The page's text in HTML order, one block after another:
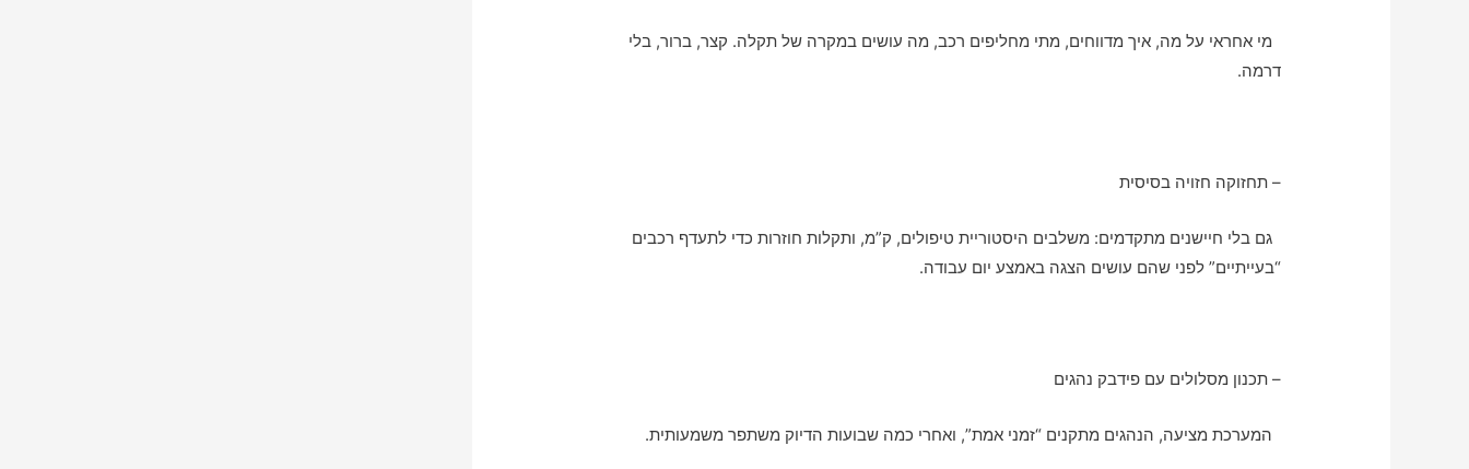
מי אחראי על מה, איך מדווחים, מתי מחליפים רכב, מה עושים במקרה של תקלה. קצר, ברור, בלי
דרמה.
– תחזוקה חזויה בסיסית
גם בלי חיישנים מתקדמים: משלבים היסטוריית טיפולים, ק”מ, ותקלות חוזרות כדי לתעדף רכבים
“בעייתיים” לפני שהם עושים הצגה באמצע יום עבודה.
– תכנון מסלולים עם פידבק נהגים
המערכת מציעה, הנהגים מתקנים “זמני אמת”, ואחרי כמה שבועות הדיוק משתפר משמעותית.